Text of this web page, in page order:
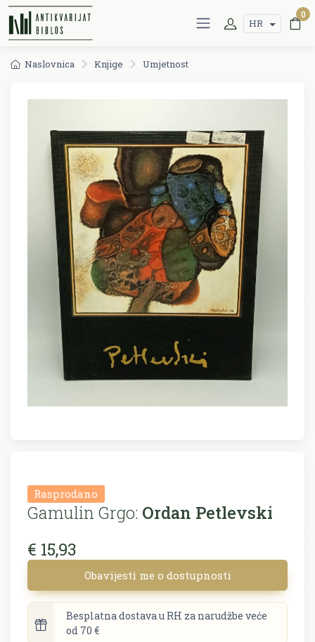
HR
0
Naslovnica Knjige Umjetnost
Rasprodano
Gamulin Grgo: Ordan Petlevski
€ 15,93
Obavijesti me o dostupnosti
Besplatna dostava u RH za narudžbe veće
od 70 €